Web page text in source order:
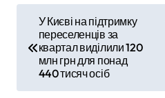
У Києві на підтримку
переселенців за
квартал виділили 120
млн грн для понад
440 тисяч осіб